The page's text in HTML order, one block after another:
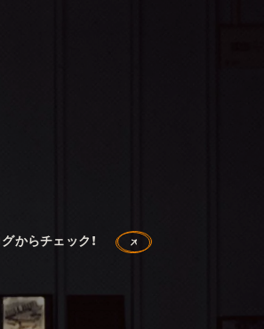
からチェック！